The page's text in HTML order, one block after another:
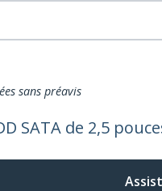
sans préavis
SATA de 2,5